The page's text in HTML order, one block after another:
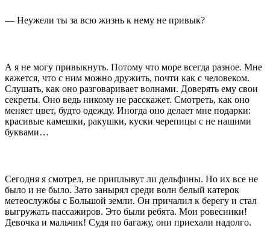
— Неужели ты за всю жизнь к нему не привык?
А я не могу привыкнуть. Потому что море всегда разное. Мне
кажется, что с ним можно дружить, почти как с человеком.
Слушать, как оно разговаривает волнами. Доверять ему свои
секреты. Оно ведь никому не расскажет. Смотреть, как оно
меняет цвет, будто одежду. Иногда оно делает мне подарки:
красивые камешки, ракушки, куски черепицы с не нашими
буквами…
Сегодня я смотрел, не приплывут ли дельфины. Но их все не
было и не было. Зато занырял среди волн белый катерок
метеослужбы с Большой земли. Он причалил к берегу и стал
выгружать пассажиров. Это были ребята. Мои ровесники!
Девочка и мальчик! Судя по багажу, они приехали надолго.